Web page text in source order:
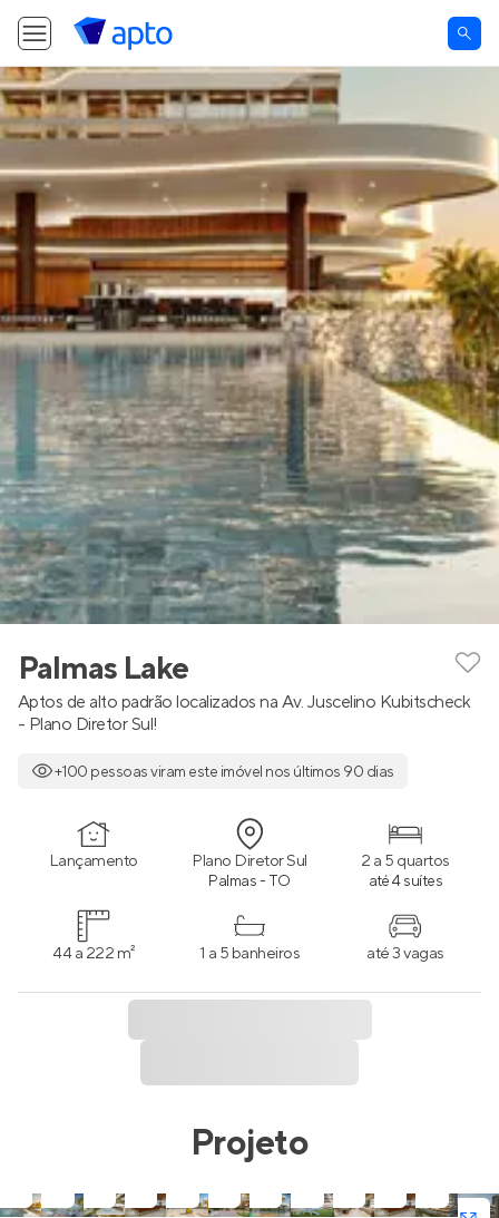
Palmas Lake
Aptos de alto padrão localizados na Av. Juscelino Kubitscheck
- Plano Diretor Sul!
+100 pessoas viram este imóvel nos últimos 90 dias
Lançamento Plano Diretor Sul
Palmas - TO
2 a 5 quartos
até 4 suítes
44 a 222 m² 1 a 5 banheiros até 3 vagas
Projeto